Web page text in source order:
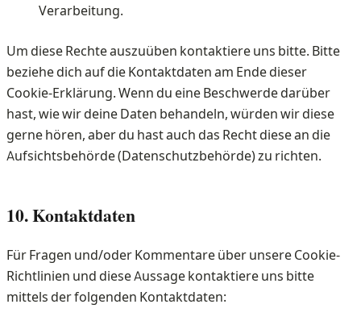
Verarbeitung.
Um diese Rechte auszuüben kontaktiere uns bitte. Bitte
beziehe dich auf die Kontaktdaten am Ende dieser
Cookie-Erklärung. Wenn du eine Beschwerde darüber
hast, wie wir deine Daten behandeln, würden wir diese
gerne hören, aber du hast auch das Recht diese an die
Aufsichtsbehörde (Datenschutzbehörde) zu richten.
10. Kontaktdaten
Für Fragen und/oder Kommentare über unsere Cookie-
Richtlinien und diese Aussage kontaktiere uns bitte
mittels der folgenden Kontaktdaten: